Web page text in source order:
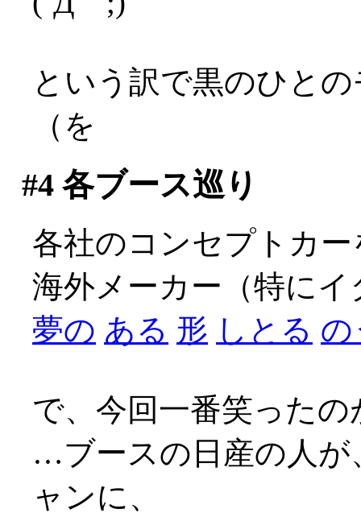
という訳で黒のひと
（を
#4各ブース巡り
各社のコンセプトカ
海外メーカー（特に
夢の ある 形 しとる の
で、今回一番笑った
…ブースの日産の人が
ャンに、